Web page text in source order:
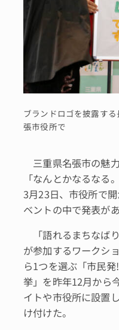
ブランドロゴを披露す
張市役所で
三重県名張市の魅
「なんとかなるなる
3月23日、市役所で
ベントの中で発表があ
「語れるまちなば
が参加するワークシ
ら1つを選ぶ「市民
挙」を昨年12月から
イトや市役所に設置
け付けた。